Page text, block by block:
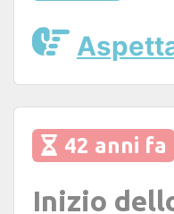
42 anni fa
Inizio